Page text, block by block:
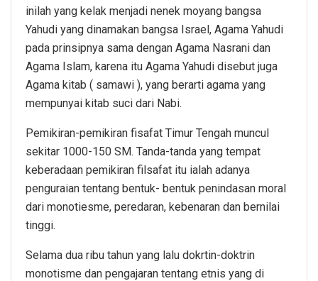
inilah yang kelak menjadi nenek moyang bangsa
Yahudi yang dinamakan bangsa Israel, Agama Yahudi
pada prinsipnya sama dengan Agama Nasrani dan
Agama Islam, karena itu Agama Yahudi disebut juga
Agama kitab ( samawi ), yang berarti agama yang
mempunyai kitab suci dari Nabi.
Pemikiran-pemikiran fisafat Timur Tengah muncul
sekitar 1000-150 SM. Tanda-tanda yang tempat
keberadaan pemikiran filsafat itu ialah adanya
penguraian tentang bentuk- bentuk penindasan moral
dari monotiesme, peredaran, kebenaran dan bernilai
tinggi.
Selama dua ribu tahun yang lalu dokrtin-doktrin
monotisme dan pengajaran tentang etnis yang di